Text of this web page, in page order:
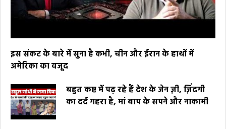
इस संकट के बारे में सुना है कभी, चीन और ईरान के हाथों में
अमेरिका का वजूद
बहुत कष्ट में पढ़ रहे हैं देश के जेन ज़ी, ज़िंदगी
का दर्द गहरा है, मां बाप के सपने और नाकामी